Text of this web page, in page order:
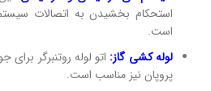
استحکام بخشیدن به اتصالات
است.
لوله ‌کشی گاز: اتو لوله روتنبرگر
پروپان نیز مناسب است.